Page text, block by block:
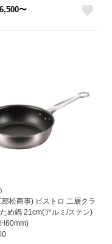
〜
部松商事) ビストロ 二層クラ
め鍋 21cm(アルミ/ステン)